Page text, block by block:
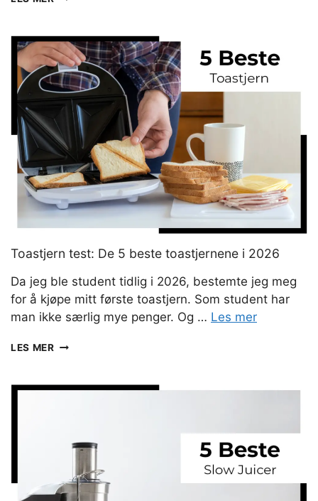
8
BESTE
TOASTERNE
I
2026
Toastjern test: De 5 beste toastjernene i 2026
Da jeg ble student tidlig i 2026, bestemte jeg meg
for å kjøpe mitt første toastjern. Som student har
man ikke særlig mye penger. Og … Les mer
LES MERTOASTJERN
5
2026